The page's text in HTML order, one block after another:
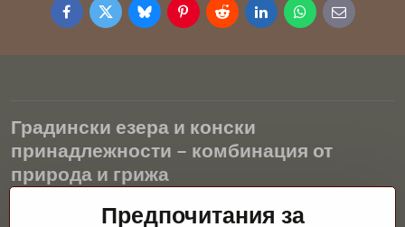
FacebookTwitterBlueskyPinterestRedditLinkedInWhatsApp
E-
mail
Градински езера и конски
принадлежности – комбинация от
природа и грижа
Градинските езера са красиво допълнение към всеки екстериор
Предпочитания за